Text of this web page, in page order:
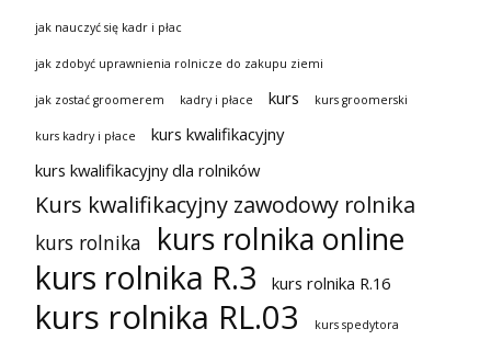
jak nauczyć się kadr i płac
jak zdobyć uprawnienia rolnicze do zakupu ziemi
jak zostać groomerem kadry i płace kurs kurs groomerski
kurs kadry i płace
kurs kwalifikacyjny
kurs kwalifikacyjny dla rolników
Kurs kwalifikacyjny zawodowy rolnika
kurs rolnika kurs rolnika online
kurs rolnika R.3 kurs rolnika R.16
kurs rolnika RL.03 kurs spedytora